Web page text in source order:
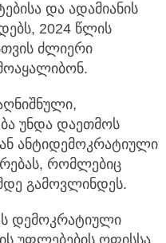
და ადამიანის
2024 წლის
ძლიერი
უნდა დაეთმოს
ანტიდემოკრატიული
რომლებიც
გამოვლინდეს.
დემოკრატიული